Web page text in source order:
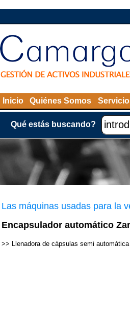
Inicio Quiénes Somos
Qué estás buscando?
Las máquinas usadas para la
Encapsulador automático
>> Llenadora de cápsulas semi